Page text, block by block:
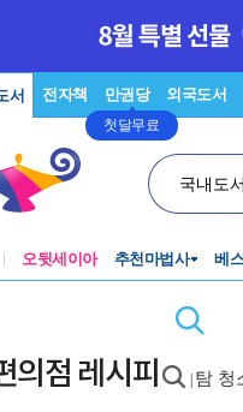
서 전자책 만권당
첫달무료
외국도서
국내도
오뒷세이아 추천마법사 베
의점 레시피 탐 청